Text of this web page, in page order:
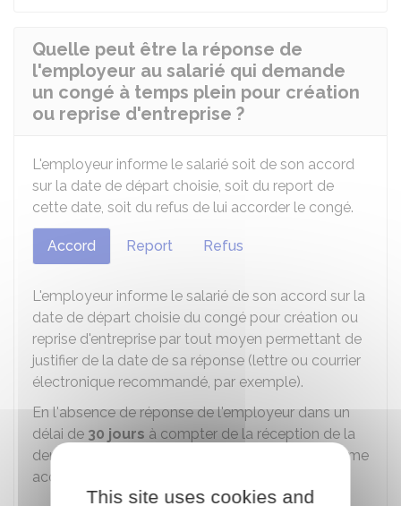
Quelle peut être la réponse de
l'employeur au salarié qui demande
un congé à temps plein pour création
ou reprise d'entreprise ?
L'employeur informe le salarié soit de son accord
sur la date de départ choisie, soit du report de
cette date, soit du refus de lui accorder le congé.
Accord Report Refus
L'employeur informe le salarié de son accord sur la
date de départ choisie du congé pour création ou
reprise d'entreprise par tout moyen permettant de
justifier de la date de sa réponse (lettre ou courrier
électronique recommandé, par exemple).
En l'absence de réponse de l'employeur dans un
délai de 30 jours à compter de la réception de la
demande du salarié, l'accord est considéré comme
acquis.
This site uses cookies and